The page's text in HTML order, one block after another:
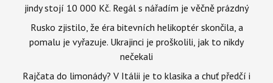
jindy stojí 10 000 Kč. Regál s nářadím je věčně prázdný
Rusko zjistilo, že éra bitevních helikoptér skončila, a
pomalu je vyřazuje. Ukrajinci je proškolili, jak to nikdy
nečekali
Rajčata do limonády? V Itálii je to klasika a chuť předčí i